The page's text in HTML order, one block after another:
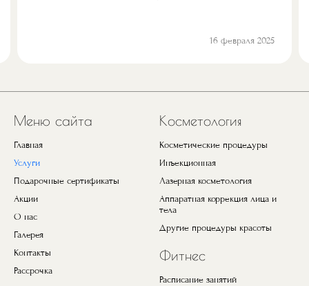
16 февраля 2025
Меню сайта
Главная
Услуги
Подарочные сертификаты
Акции
О нас
Галерея
Контакты
Рассрочка
Косметология
Косметические процедуры
Инъекционная
Лазерная косметология
Аппаратная коррекция лица и
тела
Другие процедуры красоты
Фитнес
Расписание занятий